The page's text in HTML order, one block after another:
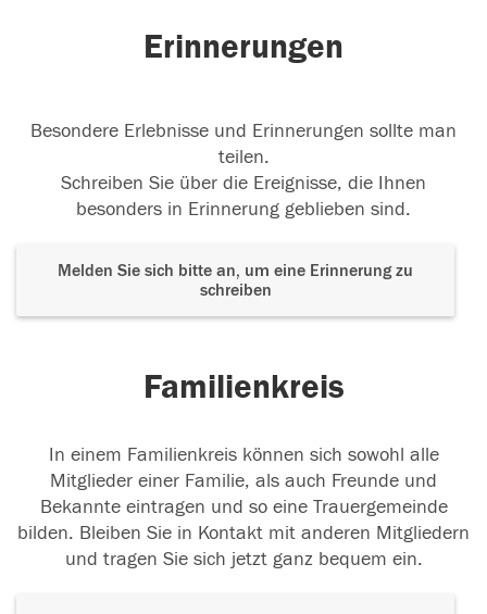
Erinnerungen
Besondere Erlebnisse und Erinnerungen sollte man
teilen.
Schreiben Sie über die Ereignisse, die Ihnen
besonders in Erinnerung geblieben sind.
Melden Sie sich bitte an, um eine Erinnerung zu
schreiben
Familienkreis
In einem Familienkreis können sich sowohl alle
Mitglieder einer Familie, als auch Freunde und
Bekannte eintragen und so eine Trauergemeinde
bilden. Bleiben Sie in Kontakt mit anderen Mitgliedern
und tragen Sie sich jetzt ganz bequem ein.